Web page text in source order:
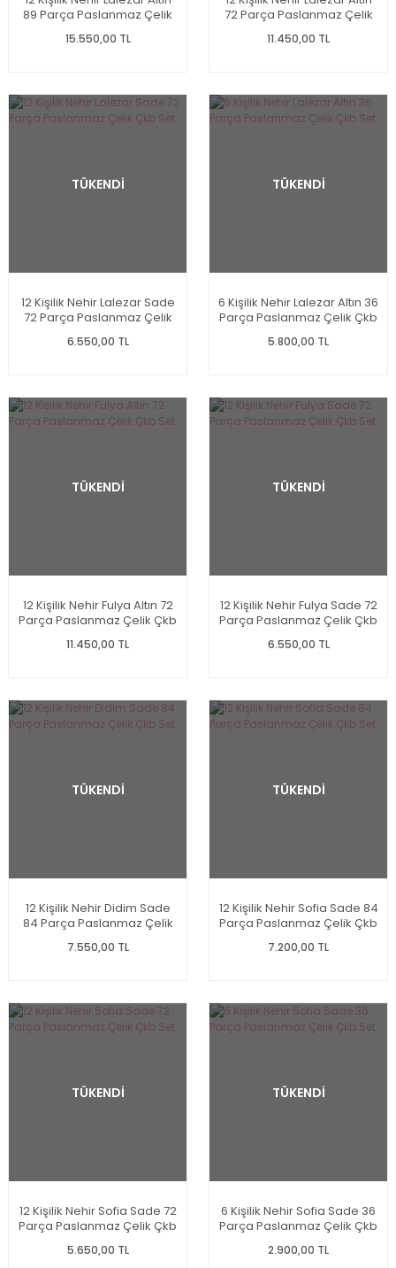
89 Parça Paslanmaz Çelik
15.550,00 TL
72 Parça Paslanmaz Çelik
11.450,00 TL
TÜKENDİ
12 Kişilik Nehir Lalezar Sade
72 Parça Paslanmaz Çelik
6.550,00 TL
TÜKENDİ
6 Kişilik Nehir Lalezar Altın 36
Parça Paslanmaz Çelik Çkb
5.800,00 TL
TÜKENDİ
12 Kişilik Nehir Fulya Altın 72
Parça Paslanmaz Çelik Çkb
11.450,00 TL
TÜKENDİ
12 Kişilik Nehir Fulya Sade 72
Parça Paslanmaz Çelik Çkb
6.550,00 TL
TÜKENDİ
12 Kişilik Nehir Didim Sade
84 Parça Paslanmaz Çelik
7.550,00 TL
TÜKENDİ
12 Kişilik Nehir Sofia Sade 84
Parça Paslanmaz Çelik Çkb
7.200,00 TL
TÜKENDİ
12 Kişilik Nehir Sofia Sade 72
Parça Paslanmaz Çelik Çkb
5.650,00 TL
TÜKENDİ
6 Kişilik Nehir Sofia Sade 36
Parça Paslanmaz Çelik Çkb
2.900,00 TL